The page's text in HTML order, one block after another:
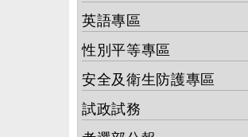
英語專區
性別平等專區
安全及衛生防護專區
試政試務